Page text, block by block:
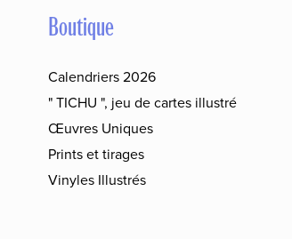
Boutique
Calendriers 2026
" TICHU ", jeu de cartes illustré
Œuvres Uniques
Prints et tirages
Vinyles Illustrés